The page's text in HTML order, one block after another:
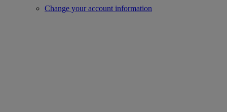
Change your account information